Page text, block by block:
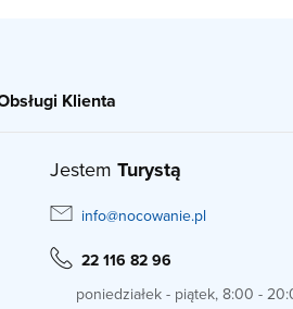
Klienta
Jestem Turystą
info@nocowanie.pl
22 116 82 96
poniedziałek - piątek, 8:00 -